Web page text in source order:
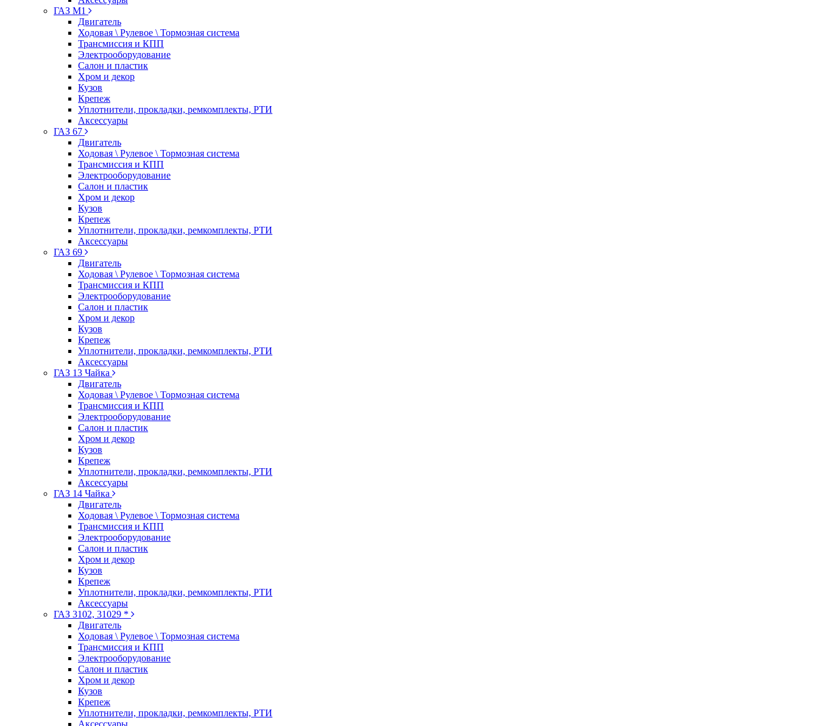
ГАЗ М1
Двигатель
Ходовая \ Рулевое \ Тормозная система
Трансмиссия и КПП
Электрооборудование
Салон и пластик
Хром и декор
Кузов
Крепеж
Уплотнители, прокладки, ремкомплекты, РТИ
Аксессуары
ГАЗ 67
Двигатель
Ходовая \ Рулевое \ Тормозная система
Трансмиссия и КПП
Электрооборудование
Салон и пластик
Хром и декор
Кузов
Крепеж
Уплотнители, прокладки, ремкомплекты, РТИ
Аксессуары
ГАЗ 69
Двигатель
Ходовая \ Рулевое \ Тормозная система
Трансмиссия и КПП
Электрооборудование
Салон и пластик
Хром и декор
Кузов
Крепеж
Уплотнители, прокладки, ремкомплекты, РТИ
Аксессуары
ГАЗ 13 Чайка
Двигатель
Ходовая \ Рулевое \ Тормозная система
Трансмиссия и КПП
Электрооборудование
Салон и пластик
Хром и декор
Кузов
Крепеж
Уплотнители, прокладки, ремкомплекты, РТИ
Аксессуары
ГАЗ 14 Чайка
Двигатель
Ходовая \ Рулевое \ Тормозная система
Трансмиссия и КПП
Электрооборудование
Салон и пластик
Хром и декор
Кузов
Крепеж
Уплотнители, прокладки, ремкомплекты, РТИ
Аксессуары
ГАЗ 3102, 31029 *
Двигатель
Ходовая \ Рулевое \ Тормозная система
Трансмиссия и КПП
Электрооборудование
Салон и пластик
Хром и декор
Кузов
Крепеж
Уплотнители, прокладки, ремкомплекты, РТИ
Аксессуары